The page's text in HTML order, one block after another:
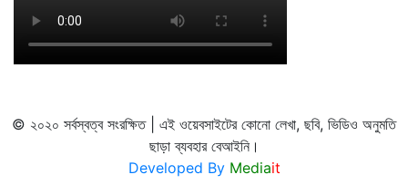
© ২০২০ সর্বস্বত্ব সংরক্ষিত | এই ওয়েবসাইটের কোনো লেখা, ছবি, ভিডিও অনুমতি
ছাড়া ব্যবহার বেআইনি।
Developed By Mediait